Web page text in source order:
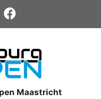
Maastricht